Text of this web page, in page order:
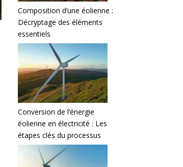
Composition d’une éolienne :
Décryptage des éléments
essentiels
Conversion de l’énergie
éolienne en électricité : Les
étapes clés du processus